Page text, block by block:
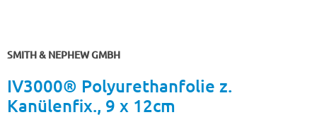
SMITH & NEPHEW GMBH
IV3000® Polyurethanfolie z.
Kanülenfix., 9 x 12cm